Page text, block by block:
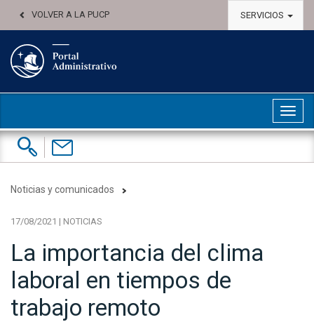
VOLVER A LA PUCP SERVICIOS
Buscar:
Contáctenos
Noticias y comunicados
17/08/2021 | NOTICIAS
La importancia del clima
laboral en tiempos de
trabajo remoto